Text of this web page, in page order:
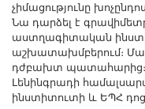
չիմացությունը
Նա դարձել է
աստղագիտական
աշխատախմբերում։
դժբախտ պատահարից։
Լենինգրադի
ինստիտուտի և ԵՊՀ